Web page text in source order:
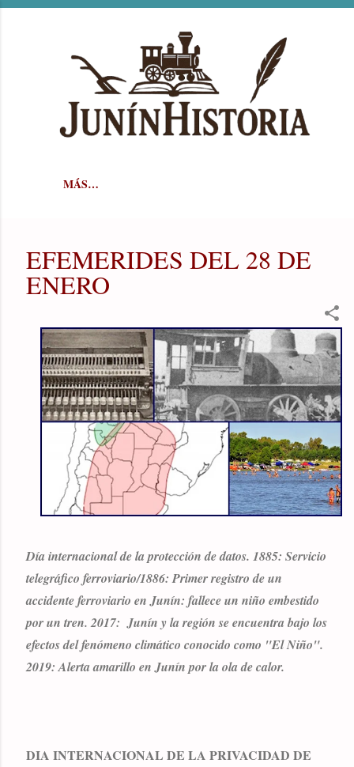
MÁS…
EFEMERIDES DEL 28 DE
ENERO
Día internacional de la protección de datos. 1885: Servicio
telegráfico ferroviario/1886: Primer registro de un
accidente ferroviario en Junín: fallece un niño embestido
por un tren. 2017: Junín y la región se encuentra bajo los
efectos del fenómeno climático conocido como "El Niño".
2019: Alerta amarillo en Junín por la ola de calor.
DIA INTERNACIONAL DE LA PRIVACIDAD DE